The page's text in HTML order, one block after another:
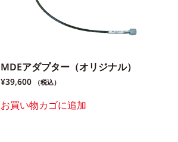
MDEアダプター（オリジナル）
¥39,600 （税込）
お買い物カゴに追加